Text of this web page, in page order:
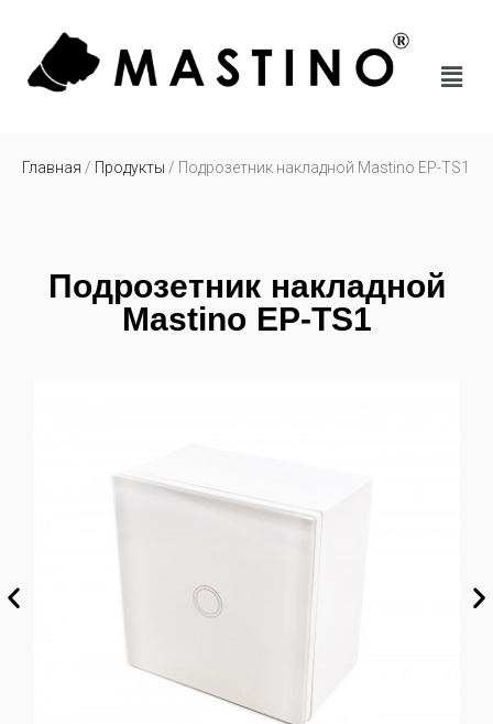
Главная / Продукты / Подрозетник накладной Mastino EP-TS1
Подрозетник накладной
Mastino EP-TS1